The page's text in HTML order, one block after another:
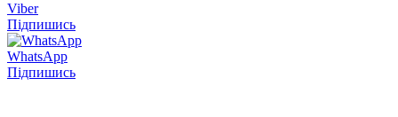
Viber
Підпишись
WhatsApp
Підпишись